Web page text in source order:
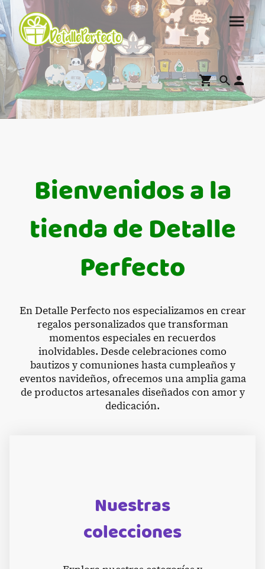
Bienvenidos a la
tienda de Detalle
Perfecto
En Detalle Perfecto nos especializamos en crear
regalos personalizados que transforman
momentos especiales en recuerdos
inolvidables. Desde celebraciones como
bautizos y comuniones hasta cumpleaños y
eventos navideños, ofrecemos una amplia gama
de productos artesanales diseñados con amor y
dedicación.
Nuestras
colecciones